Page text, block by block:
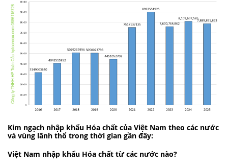
Kim ngạch nhập khẩu Hóa chất của Việt Nam theo các nước
và vùng lãnh thổ trong thời gian gần đây:
Việt Nam nhập khẩu Hóa chất từ các nước nào?